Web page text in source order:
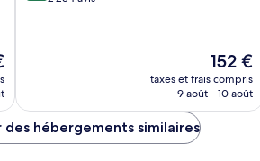
Le
nouveau
prix
152 €
taxes et frais compris
9 août - 10 août
des hébergements similaires